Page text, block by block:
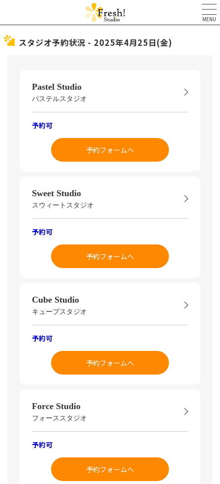
MENU
スタジオ予約状況 - 2025年4月25日(金)
Pastel Studio
パステルスタジオ
予約可
予約フォームへ
Sweet Studio
スウィートスタジオ
予約可
予約フォームへ
Cube Studio
キューブスタジオ
予約可
予約フォームへ
Force Studio
フォーススタジオ
予約可
予約フォームへ